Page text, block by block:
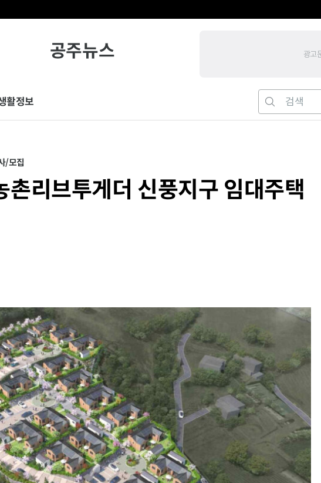
공주뉴스 광고
활정보
/모집
촌리브투게더 신풍지구 임대주택